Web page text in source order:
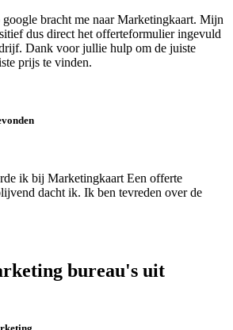
bracht me naar Marketingkaart. Mijn
dus direct het offerteformulier ingevuld
Dank voor jullie hulp om de juiste
prijs te vinden.
ik bij Marketingkaart Een offerte
dacht ik. Ik ben tevreden over de
bureau's uit